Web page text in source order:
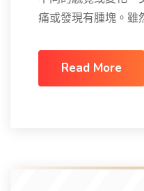
痛或發現有腫塊。雖
Read More